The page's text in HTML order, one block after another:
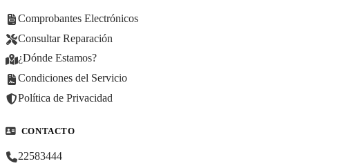
Comprobantes Electrónicos
Consultar Reparación
¿Dónde Estamos?
Condiciones del Servicio
Política de Privacidad
CONTACTO
22583444